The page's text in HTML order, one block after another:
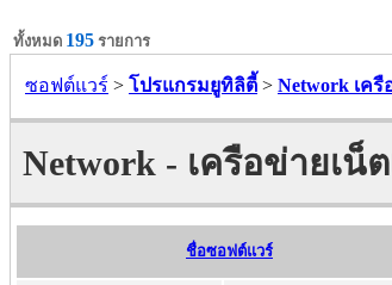
ทั้งหมด 195 รายการ
ซอฟต์แวร์ > โปรแกรมยูทิลิตี้ > Network เครื
Network - เครือข่ายเน็
ชื่อซอฟต์แวร์